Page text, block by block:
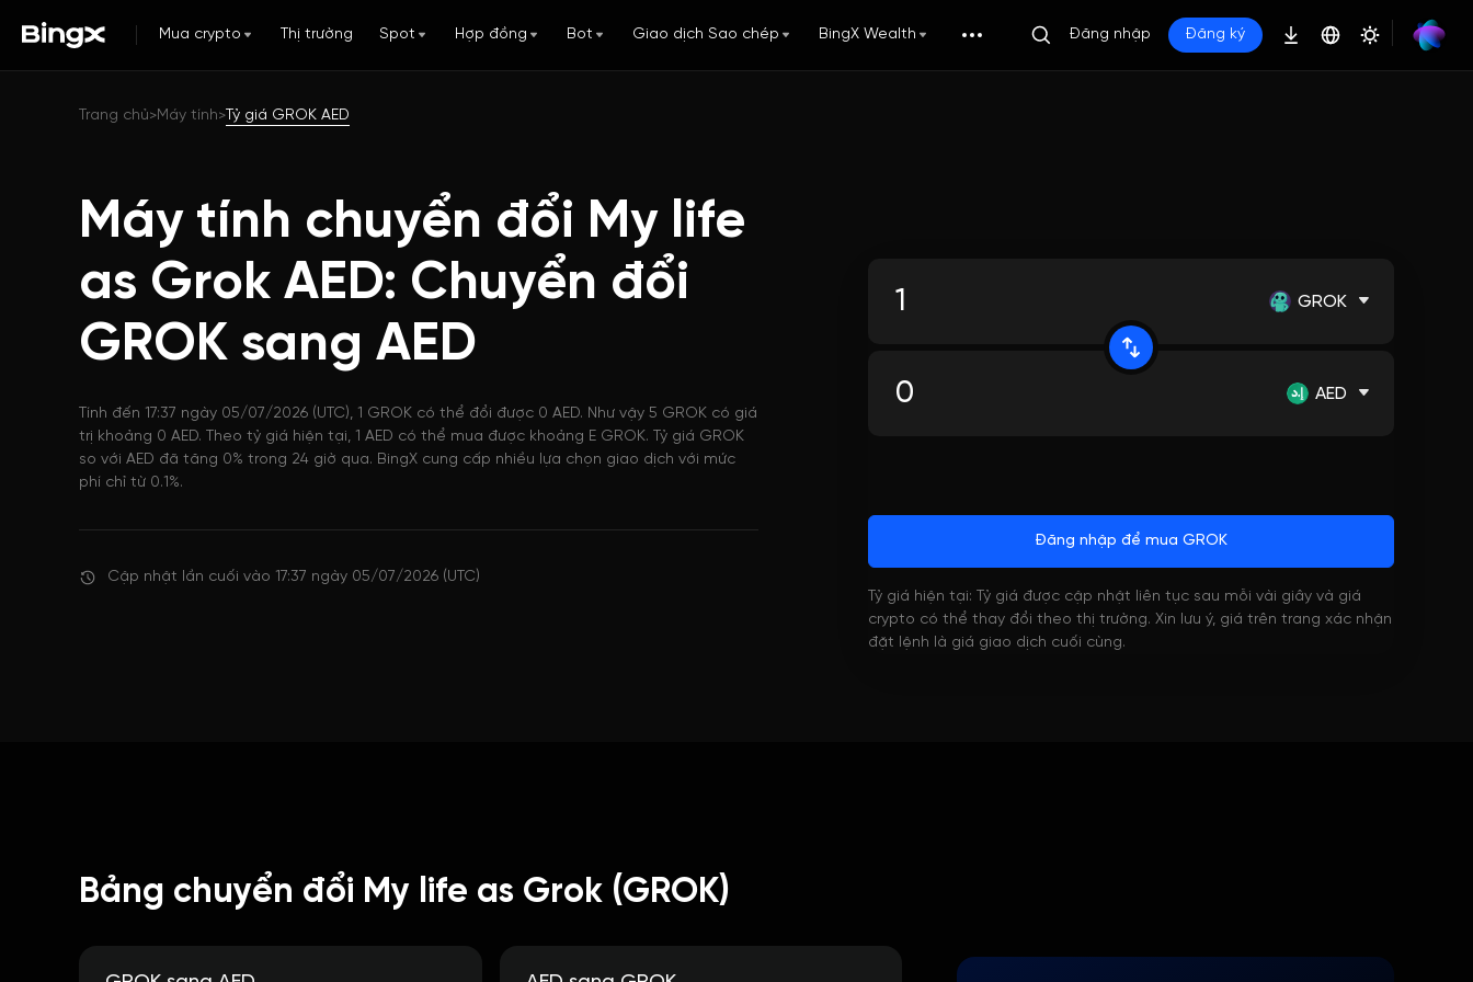
Mua crypto Thị trường Spot Hợp đồng Bot Giao dịch Sao chép BingX Wealth Đăng nhập Đăng ký
Trang chủ>Máy tính> Tỷ giá GROK AED
Máy tính chuyển đổi My life
as Grok AED: Chuyển đổi
GROK sang AED
Tính đến 17:37 ngày 05/07/2026 (UTC), 1 GROK có thể đổi được 0 AED. Như vậy 5 GROK có giá
trị khoảng 0 AED. Theo tỷ giá hiện tại, 1 AED có thể mua được khoảng E GROK. Tỷ giá GROK
so với AED đã tăng 0% trong 24 giờ qua. BingX cung cấp nhiều lựa chọn giao dịch với mức
phí chỉ từ 0.1%.
Cập nhật lần cuối vào 17:37 ngày 05/07/2026 (UTC)
GROK
AED
Đăng nhập để mua GROK
Tỷ giá hiện tại: Tỷ giá được cập nhật liên tục sau mỗi vài giây và giá
crypto có thể thay đổi theo thị trường. Xin lưu ý, giá trên trang xác nhận
đặt lệnh là giá giao dịch cuối cùng.
Bảng chuyển đổi My life as Grok (GROK)